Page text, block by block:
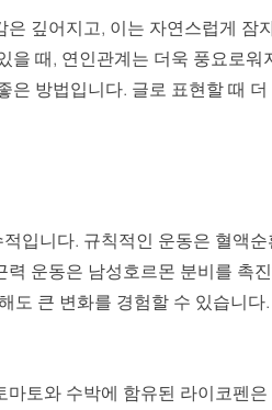
깊어지고, 이는 자연스럽게 잠
때, 연인관계는 더욱 풍요로워
방법입니다. 글로 표현할 때
입니다. 규칙적인 운동은 혈액
운동은 남성호르몬 분비를 촉
도 큰 변화를 경험할 수 있습니
토와 수박에 함유된 라이코펜